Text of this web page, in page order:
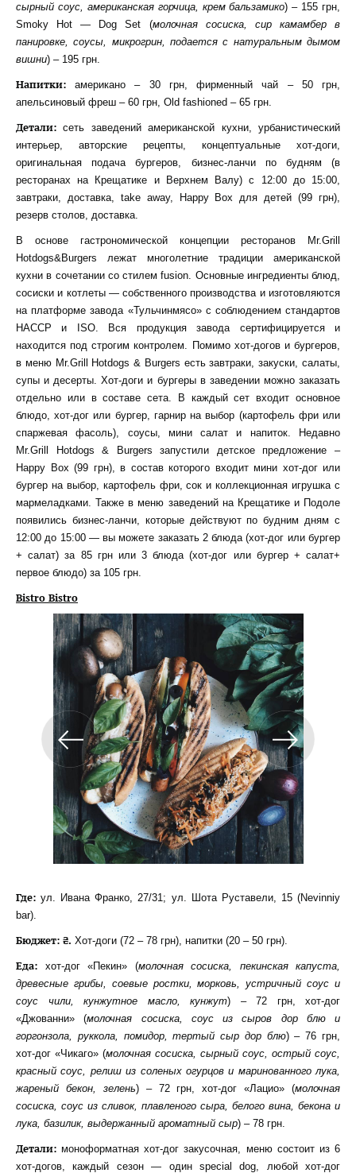
сырный соус, американская горчица, крем бальзамико) – 155 грн,
Smoky Hot — Dog Set (молочная сосиска, сир камамбер в
панировке, соусы, микрогрин, подается с натуральным дымом
вишни) – 195 грн.
Напитки: американо – 30 грн, фирменный чай – 50 грн,
апельсиновый фреш – 60 грн, Old fashioned – 65 грн.
Детали: сеть заведений американской кухни, урбанистический
интерьер, авторские рецепты, концептуальные хот-доги,
оригинальная подача бургеров, бизнес-ланчи по будням (в
ресторанах на Крещатике и Верхнем Валу) с 12:00 до 15:00,
завтраки, доставка, take away, Happy Box для детей (99 грн),
резерв столов, доставка.
В основе гастрономической концепции ресторанов Mr.Grill
Hotdogs&Burgers лежат многолетние традиции американской
кухни в сочетании со стилем fusion. Основные ингредиенты блюд,
сосиски и котлеты — собственного производства и изготовляются
на платформе завода «Тульчинмясо» с соблюдением стандартов
НАССР и ISO. Вся продукция завода сертифицируется и
находится под строгим контролем. Помимо хот-догов и бургеров,
в меню Mr.Grill Hotdogs & Burgers есть завтраки, закуски, салаты,
супы и десерты. Хот-доги и бургеры в заведении можно заказать
отдельно или в составе сета. В каждый сет входит основное
блюдо, хот-дог или бургер, гарнир на выбор (картофель фри или
спаржевая фасоль), соусы, мини салат и напиток. Недавно
Mr.Grill Hotdogs & Burgers запустили детское предложение –
Happy Box (99 грн), в состав которого входит мини хот-дог или
бургер на выбор, картофель фри, сок и коллекционная игрушка с
мармеладками. Также в меню заведений на Крещатике и Подоле
появились бизнес-ланчи, которые действуют по будним дням с
12:00 до 15:00 — вы можете заказать 2 блюда (хот-дог или бургер
+ салат) за 85 грн или 3 блюда (хот-дог или бургер + салат+
первое блюдо) за 105 грн.
Bistro Bistro
Где: ул. Ивана Франко, 27/31; ул. Шота Руставели, 15 (Nevinniy
bar).
Бюджет: ₴. Хот-доги (72 – 78 грн), напитки (20 – 50 грн).
Еда: хот-дог «Пекин» (молочная сосиска, пекинская капуста,
древесные грибы, соевые ростки, морковь, устричный соус и
соус чили, кунжутное масло, кунжут) – 72 грн, хот-дог
«Джованни» (молочная сосиска, соус из сыров дор блю и
горгонзола, руккола, помидор, тертый сыр дор блю) – 76 грн,
хот-дог «Чикаго» (молочная сосиска, сырный соус, острый соус,
красный соус, релиш из соленых огурцов и маринованного лука,
жареный бекон, зелень) – 72 грн, хот-дог «Лацио» (молочная
сосиска, соус из сливок, плавленого сыра, белого вина, бекона и
лука, базилик, выдержанный ароматный сыр) – 78 грн.
Детали: моноформатная хот-дог закусочная, меню состоит из 6
хот-догов, каждый сезон — один special dog, любой хот-дог